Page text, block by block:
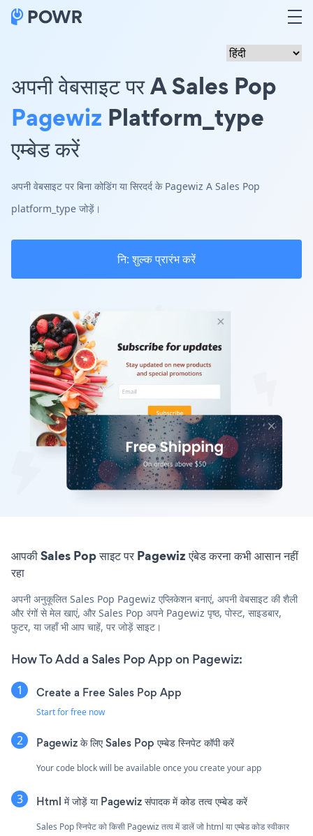
अपनी वेबसाइट पर A Sales Pop
Pagewiz Platform_type
एम्बेड करें
अपनी वेबसाइट पर बिना कोडिंग या सिरदर्द के Pagewiz A Sales Pop
platform_type जोड़ें।
नि: शुल्क प्रारंभ करें
आपकी Sales Pop साइट पर Pagewiz एंबेड करना कभी आसान नहीं
रहा
अपनी अनुकूलित Sales Pop Pagewiz एप्लिकेशन बनाएं, अपनी वेबसाइट की शैली
और रंगों से मेल खाएं, और Sales Pop अपने Pagewiz पृष्ठ, पोस्ट, साइडबार,
फुटर, या जहाँ भी आप चाहें, पर जोड़ें साइट।
How To Add a Sales Pop App on Pagewiz:
Create a Free Sales Pop App
Start for free now
Pagewiz के लिए Sales Pop एम्बेड स्निपेट कॉपी करें
Your code block will be available once you create your app
Html में जोड़ें या Pagewiz संपादक में कोड तत्व एम्बेड करें
Sales Pop स्निपेट को किसी Pagewiz तत्व में डालें जो html या एम्बेड कोड स्वीकार